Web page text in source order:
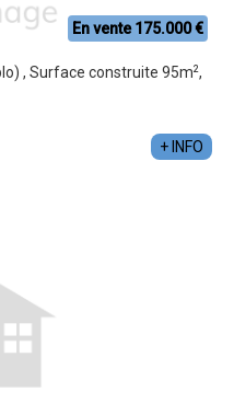
En vente 175.000 €
, Surface construite 95m2,
+ INFO